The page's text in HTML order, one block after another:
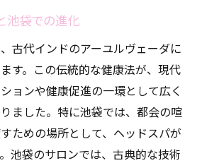
解放される池袋のヘッドスパ体
レスとヘッドスパの相乗効果
をリセットできる秘密
が提供する究極の癒し空間
たヘッドスパスポット
池袋での進化
古代インドのアーユルヴェーダに
す。この伝統的な健康法が、現代
ョンや健康促進の一環として広く
ました。特に池袋では、都会の喧
ための場所として、ヘッドスパが
池袋のサロンでは、古典的な技術